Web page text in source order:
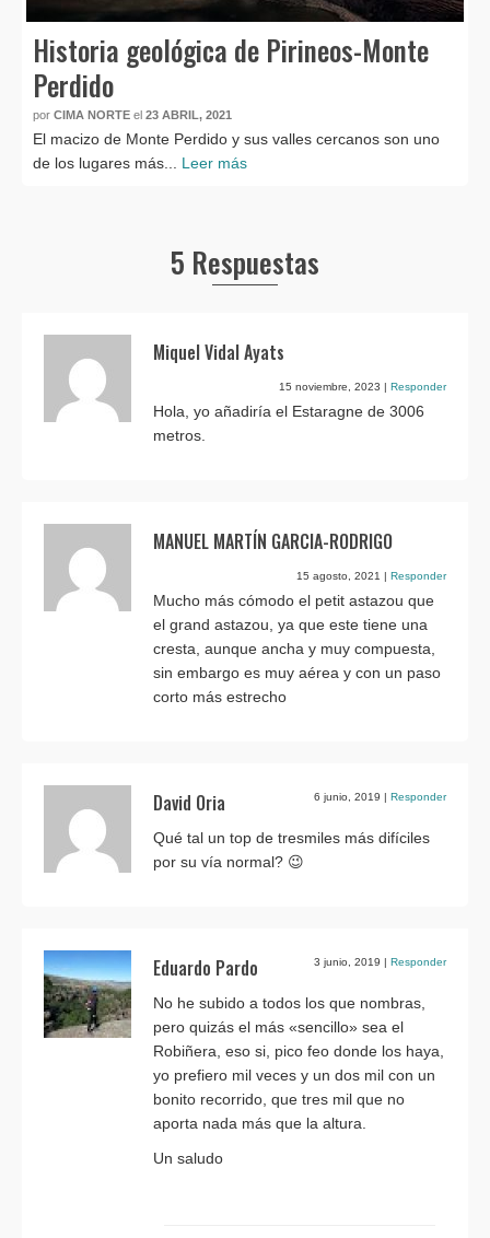
Historia geológica de Pirineos-Monte
Perdido
por CIMA NORTE el 23 ABRIL, 2021
El macizo de Monte Perdido y sus valles cercanos son uno
de los lugares más... Leer más
5 Respuestas
Miquel Vidal Ayats
15 noviembre, 2023 | Responder
Hola, yo añadiría el Estaragne de 3006
metros.
MANUEL MARTÍN GARCIA-RODRIGO
15 agosto, 2021 | Responder
Mucho más cómodo el petit astazou que
el grand astazou, ya que este tiene una
cresta, aunque ancha y muy compuesta,
sin embargo es muy aérea y con un paso
corto más estrecho
David Oria 6 junio, 2019 | Responder
Qué tal un top de tresmiles más difíciles
por su vía normal? 😉
Eduardo Pardo 3 junio, 2019 | Responder
No he subido a todos los que nombras,
pero quizás el más «sencillo» sea el
Robiñera, eso si, pico feo donde los haya,
yo prefiero mil veces y un dos mil con un
bonito recorrido, que tres mil que no
aporta nada más que la altura.
Un saludo